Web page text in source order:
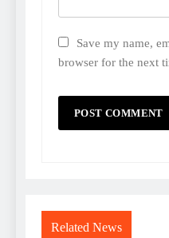
Save my name,
browser for the next
Related News